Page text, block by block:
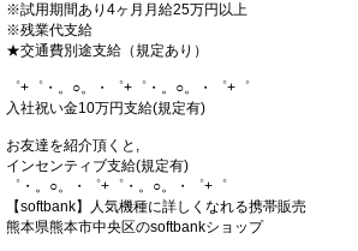
※試用期間あり4ヶ月月給25万円以上
※残業代支給
★交通費別途支給（規定あり）
゜+゜・。○。・゜+゜・。○。・゜+゜
入社祝い金10万円支給(規定有)
お友達を紹介頂くと,
インセンティブ支給(規定有)
゜・。○。・゜+゜・。○。・゜+゜
【softbank】人気機種に詳しくなれる携帯販売
熊本県熊本市中央区のsoftbankショップ